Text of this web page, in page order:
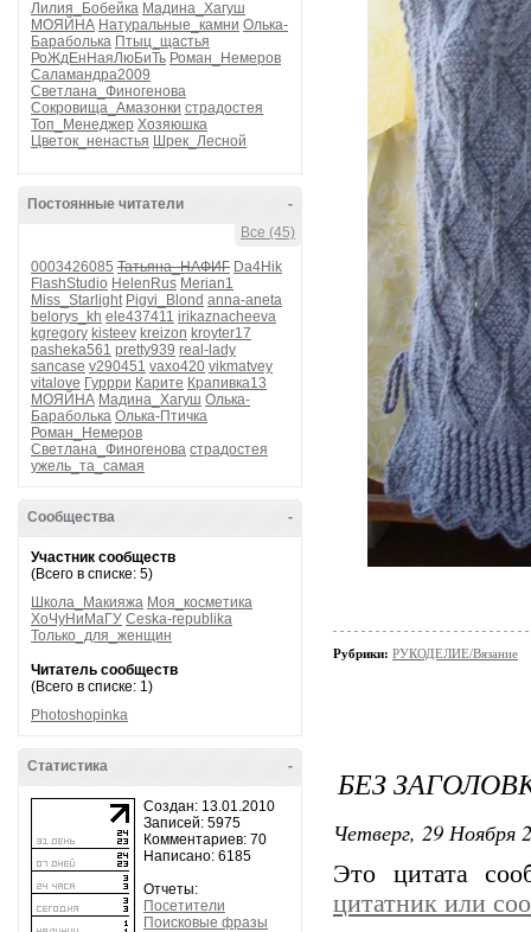
Лилия_Бобейка Мадина_Хагуш
МОЯЙНА Натуральные_камни Олька-
Бараболька Птыц_щастья
РоЖдЕнНаяЛюБиТь Роман_Немеров
Саламандра2009
Светлана_Финогенова
Сокровища_Амазонки страдостея
Топ_Менеджер Хозяюшка
Цветок_ненастья Шрек_Лесной
-
Постоянные читатели
Все (45)
0003426085 Татьяна_НАФИГ Da4Hik
FlashStudio HelenRus Merian1
Miss_Starlight Pigvi_Blond anna-aneta
belorys_kh ele437411 irikaznacheeva
kgregory kisteev kreizon kroyter17
pasheka561 pretty939 real-lady
sancase v290451 vaxo420 vikmatvey
vitalove Гуррри Карите Крапивка13
МОЯЙНА Мадина_Хагуш Олька-
Бараболька Олька-Птичка
Роман_Немеров
Светлана_Финогенова страдостея
ужель_та_самая
-
Сообщества
Участник сообществ
(Всего в списке: 5)
Школа_Макияжа Моя_косметика
ХоЧуНиМаГУ Ceska-republika
Только_для_женщин
Читатель сообществ
(Всего в списке: 1)
Photoshopinka
-
Статистика
Создан: 13.01.2010
Записей: 5975
Комментариев: 70
Написано: 6185
Отчеты:
Посетители
Поисковые фразы
Рубрики: РУКОДЕЛИЕ/Вязание
БЕЗ
Четверг, 29 Ноября
Это цитата
цитатник или